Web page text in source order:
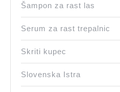
Šampon za rast las
Serum za rast trepalnic
Skriti kupec
Slovenska Istra